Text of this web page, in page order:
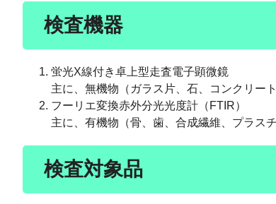
検査機器
蛍光X線付き卓上型走査電子顕微鏡
主に、無機物（ガラス片、石、コンクリー
フーリエ変換赤外分光光度計（FTIR）
主に、有機物（骨、歯、合成繊維、プラス
検査対象品